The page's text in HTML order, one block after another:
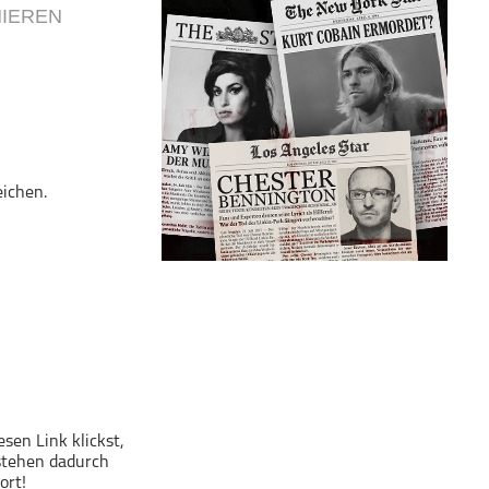
Link klickst,
dadurch